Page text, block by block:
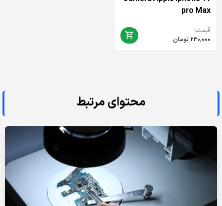
pro Max
قیمت:
۲۳۰,۰۰۰ تومان
محتوای مرتبط